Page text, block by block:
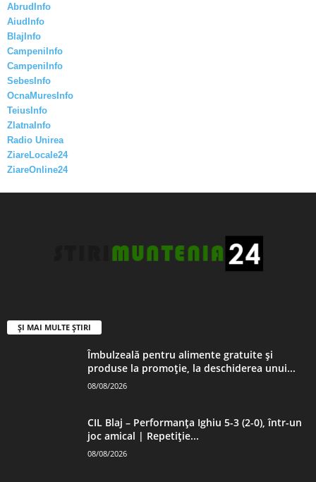
AbrudInfo
AiudInfo
BlajInfo
CampeniInfo
CampeniInfo
SebesInfo
OcnaMuresInfo
TeiusInfo
ZlatnaInfo
Radio Unirea
ZiareLocale24
ZiareOnline24
ȘI MAI MULTE ȘTIRI
Îmbulzeală pentru alimente gratuite și
produse la promoție, la deschiderea unui...
08/08/2026
CIL Blaj – Performanța Ighiu 5-3 (2-0), într-un
joc amical | Repetiție...
08/08/2026